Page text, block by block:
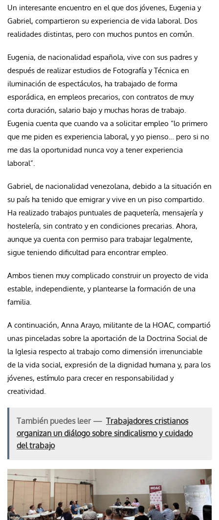
Un interesante encuentro en el que dos jóvenes, Eugenia y
Gabriel, compartieron su experiencia de vida laboral. Dos
realidades distintas, pero con muchos puntos en común.
Eugenia, de nacionalidad española, vive con sus padres y
después de realizar estudios de Fotografía y Técnica en
iluminación de espectáculos, ha trabajado de forma
esporádica, en empleos precarios, con contratos de muy
corta duración, salario bajo y muchas horas de trabajo.
Eugenia cuenta que cuando va a solicitar empleo “lo primero
que me piden es experiencia laboral, y yo pienso… pero si no
me das la oportunidad nunca voy a tener experiencia
laboral”.
Gabriel, de nacionalidad venezolana, debido a la situación en
su país ha tenido que emigrar y vive en un piso compartido.
Ha realizado trabajos puntuales de paquetería, mensajería y
hostelería, sin contrato y en condiciones precarias. Ahora,
aunque ya cuenta con permiso para trabajar legalmente,
sigue teniendo dificultad para encontrar empleo.
Ambos tienen muy complicado construir un proyecto de vida
estable, independiente, y plantearse la formación de una
familia.
A continuación, Anna Arayo, militante de la HOAC, compartió
unas pinceladas sobre la aportación de la Doctrina Social de
la Iglesia respecto al trabajo como dimensión irrenunciable
de la vida social, expresión de la dignidad humana y, para los
jóvenes, estímulo para crecer en responsabilidad y
creatividad.
También puedes leer — Trabajadores cristianos
organizan un diálogo sobre sindicalismo y cuidado
del trabajo